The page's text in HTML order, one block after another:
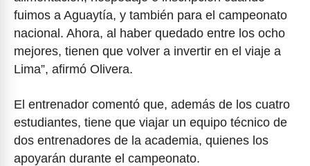
fuimos a Aguaytía, y también para el campeonato
nacional. Ahora, al haber quedado entre los ocho
mejores, tienen que volver a invertir en el viaje a
Lima”, afirmó Olivera.
El entrenador comentó que, además de los cuatro
estudiantes, tiene que viajar un equipo técnico de
dos entrenadores de la academia, quienes los
apoyarán durante el campeonato.